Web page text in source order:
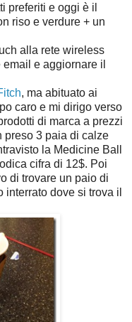
preferiti e oggi è il
riso e verdure + un
alla rete wireless
e aggiornare il
, ma abituato ai
caro e mi dirigo verso
di marca a prezzi
preso 3 paia di calze
la Medicine Ball
cifra di 12$. Poi
di trovare un paio di
dove si trova il